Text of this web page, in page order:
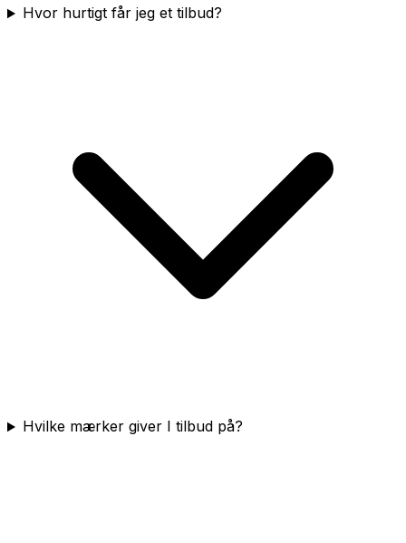
Hvor hurtigt får jeg et tilbud?
Hvilke mærker giver I tilbud på?